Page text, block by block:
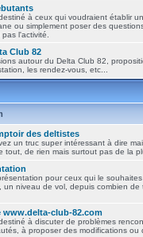
à ceux qui voudraient établir
ou simplement poser des
l'activité.
Club 82
autour du Delta Club 82,
les rendez-vous, etc...
des deltistes
un truc super intéressant à dire
tout, de rien mais surtout pas de la
pour ceux qui le
un niveau de vol, depuis combien de
www.delta-club-82.com
à discuter de problèmes
à proposer des modifications ou